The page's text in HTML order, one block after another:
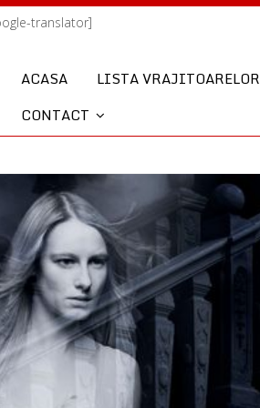
translator]
ACASA LISTA VRAJITOARELOR
CONTACT